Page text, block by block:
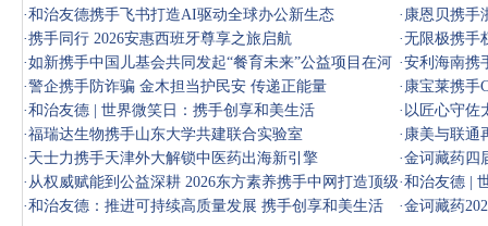
·和治友德携手飞书打造AI驱动全球办公新生态 · 康恩贝携手
·携手同行 2026安惠西班牙尊享之旅启航 ·无限极携手
·如新携手中国儿基会共同发起“餐育未来”公益项目在河
北启动
·安利海南携
·警企携手防诈骗 金木担当护民安 传递正能量 · 康宝莱携手
·和治友德 | 世界微笑日：携手创享和美生活 · 以匠心守
巴加布
·福瑞达生物携手山东大学共建联合实验室 · 康美与联通
· 天士力携手天津外大解锁中医药出海新引擎 ·金诃藏药四
· 从权威赋能到公益深耕 2026东方素养携手中网打造顶级
IP红利
·和治友德 |
·和治友德：推进可持续高质量发展 携手创享和美生活 ·金诃藏药